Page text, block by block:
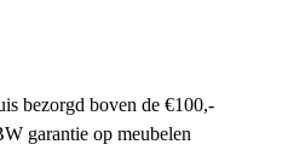
bezorgd boven de €100,-
garantieop meubelen